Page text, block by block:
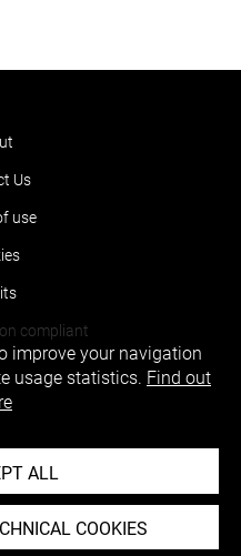
Us
use
compliant
improve your navigation
usage statistics. Find out
ALL
COOKIES